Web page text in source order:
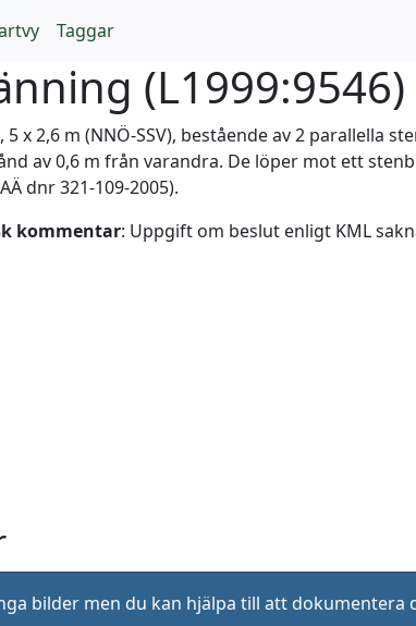
Taggar
(L1999:9546)
5 x 2,6 m (NNÖ-SSV), bestående av 2 parallella
av 0,6 m från varandra. De löper mot ett
dnr 321-109-2005).
kommentar: Uppgift om beslut enligt KML
bilder men du kan hjälpa till att dokumentera